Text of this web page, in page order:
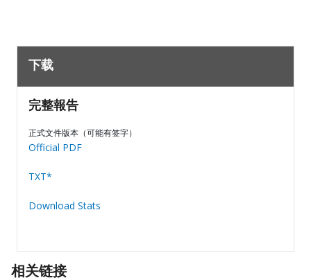
下载
完整報告
正式文件版本（可能有签字）
Official PDF
TXT*
Download Stats
相关链接